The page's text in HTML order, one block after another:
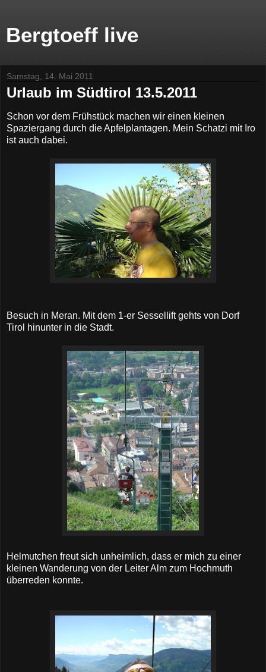
Bergtoeff live
Samstag, 14. Mai 2011
Urlaub im Südtirol 13.5.2011
Schon vor dem Frühstück machen wir einen kleinen
Spaziergang durch die Apfelplantagen. Mein Schatzi mit Iro
ist auch dabei.
Besuch in Meran. Mit dem 1-er Sessellift gehts von Dorf
Tirol hinunter in die Stadt.
Helmutchen freut sich unheimlich, dass er mich zu einer
kleinen Wanderung von der Leiter Alm zum Hochmuth
überreden konnte.